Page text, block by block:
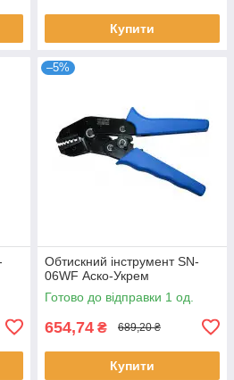
Купити
–5%
Обтискний інструмент SN-
06WF Аско-Укрем
Готово до відправки 1 од.
654,74 ₴ 689,20 ₴
Купити